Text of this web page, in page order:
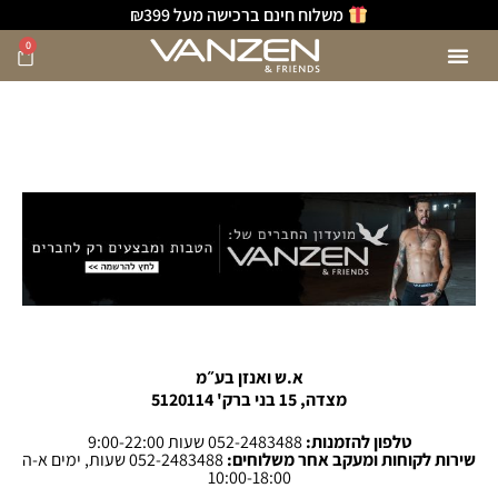
משלוח חינם ברכישה מעל ₪399
0
א.ש ואנזן בע״מ
מצדה, 15 בני ברק' 5120114
טלפון להזמנות:052-2483488 שעות 9:00-22:00
שירות לקוחות ומעקב אחר משלוחים: 052-2483488 שעות, ימים א-ה
10:00-18:00